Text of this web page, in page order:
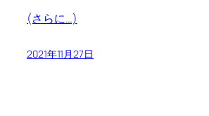
(さらに…)
2021年11月27日